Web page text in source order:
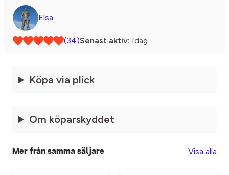
Elsa
(34)Senast aktiv: Idag
Köpa via plick
Om köparskyddet
Mer från samma säljare Visa alla